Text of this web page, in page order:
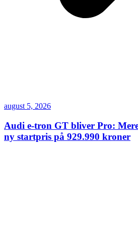
august 5, 2026
Audi e-tron GT bliver Pro:
ny startpris på 929.990 kroner